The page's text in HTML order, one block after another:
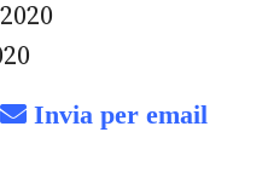
Invia per email